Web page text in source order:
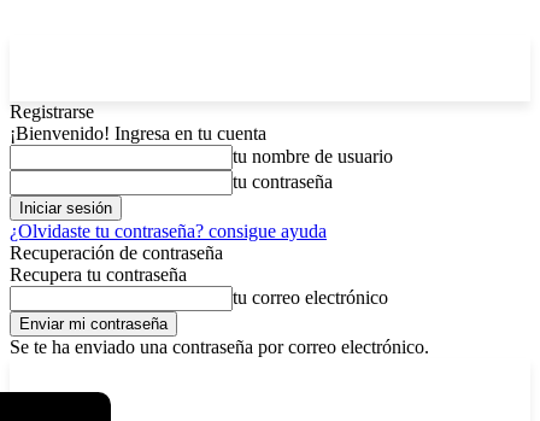
Registrarse
¡Bienvenido! Ingresa en tu cuenta
tu nombre de usuario
tu contraseña
¿Olvidaste tu contraseña? consigue ayuda
Recuperación de contraseña
Recupera tu contraseña
tu correo electrónico
Se te ha enviado una contraseña por correo electrónico.